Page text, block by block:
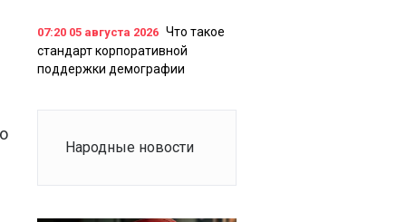
07:20 05 августа 2026 Что такое
стандарт корпоративной
поддержки демографии
Народные новости